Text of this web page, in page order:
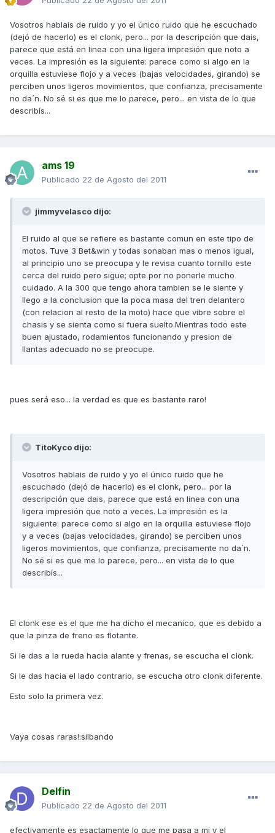
Vosotros hablais de ruido y yo el único ruido que he escuchado
(dejó de hacerlo) es el clonk, pero... por la descripción que dais,
parece que está en linea con una ligera impresión que noto a
veces. La impresión es la siguiente: parece como si algo en la
orquilla estuviese flojo y a veces (bajas velocidades, girando) se
perciben unos ligeros movimientos, que confianza, precisamente
no da´n. No sé si es que me lo parece, pero... en vista de lo que
describís...
ams 19
Publicado 22 de Agosto del 2011
jimmyvelasco dijo:
El ruido al que se refiere es bastante comun en este tipo de
motos. Tuve 3 Bet&win y todas sonaban mas o menos igual,
al principio uno se preocupa y le revisa cuanto tornillo este
cerca del ruido pero sigue; opte por no ponerle mucho
cuidado. A la 300 que tengo ahora tambien se le siente y
llego a la conclusion que la poca masa del tren delantero
(con relacion al resto de la moto) hace que vibre sobre el
chasis y se sienta como si fuera suelto.Mientras todo este
buen ajustado, rodamientos funcionando y presion de
llantas adecuado no se preocupe.
pues será eso... la verdad es que es bastante raro!
TitoKyco dijo:
Vosotros hablais de ruido y yo el único ruido que he
escuchado (dejó de hacerlo) es el clonk, pero... por la
descripción que dais, parece que está en linea con una
ligera impresión que noto a veces. La impresión es la
siguiente: parece como si algo en la orquilla estuviese flojo
y a veces (bajas velocidades, girando) se perciben unos
ligeros movimientos, que confianza, precisamente no da´n.
No sé si es que me lo parece, pero... en vista de lo que
describís...
El clonk ese es el que me ha dicho el mecanico, que es debido a
que la pinza de freno es flotante.
Si le das a la rueda hacia alante y frenas, se escucha el clonk.
Si le das hacia el lado contrario, se escucha otro clonk diferente.
Esto solo la primera vez.
Vaya cosas raras!:silbando
Delfin
Publicado 22 de Agosto del 2011
efectivamente es esactamente lo que me pasa a mi y el